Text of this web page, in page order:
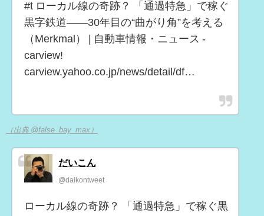
#t ローカル線の奇跡？ 「通過特急」で稼ぐ
黒字鉄道――30年目の“曲がり角”を考える
（Merkmal） | 自動車情報・ニュース -
carview!
carview.yahoo.co.jp/news/detail/df…
（出典 @false_bay_max）
だいこん
@daikontweet
ローカル線の奇跡？ 「通過特急」で稼ぐ黒